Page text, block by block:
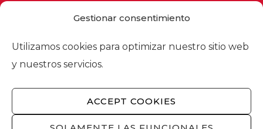
Gestionar consentimiento
Utilizamos cookies para optimizar nuestro sitio web
y nuestros servicios.
ACCEPT COOKIES
foment@foment.com
© 2026 - Foment del Treball Nacional